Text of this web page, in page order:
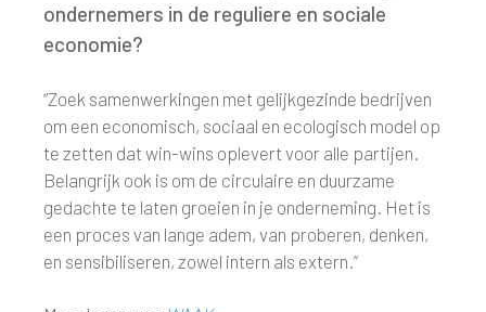
ondernemers in de reguliere en sociale
economie?
“Zoek samenwerkingen met gelijkgezinde bedrijven
om een economisch, sociaal en ecologisch model op
te zetten dat win-wins oplevert voor alle partijen.
Belangrijk ook is om de circulaire en duurzame
gedachte te laten groeien in je onderneming. Het is
een proces van lange adem, van proberen, denken,
en sensibiliseren, zowel intern als extern.”